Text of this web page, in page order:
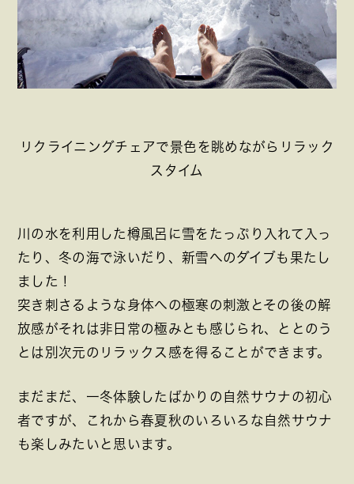
リクライニングチェアで景色を眺めながらリラック
スタイム
川の水を利用した樽風呂に雪をたっぷり入れて入っ
たり、冬の海で泳いだり、新雪へのダイブも果たし
ました！
突き刺さるような身体への極寒の刺激とその後の解
放感がそれは非日常の極みとも感じられ、ととのう
とは別次元のリラックス感を得ることができます。
まだまだ、一冬体験したばかりの自然サウナの初心
者ですが、これから春夏秋のいろいろな自然サウナ
も楽しみたいと思います。